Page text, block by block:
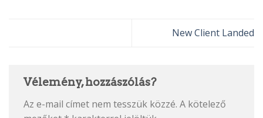
New Client Landed
Vélemény, hozzászólás?
Az e-mail címet nem tesszük közzé. A kötelező